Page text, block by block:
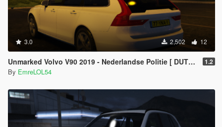
3.0 2,502 12
Unmarked Volvo V90 2019 - Nederlandse Politie [ DUTCH / NL ] 1.2
By EmreLOL54